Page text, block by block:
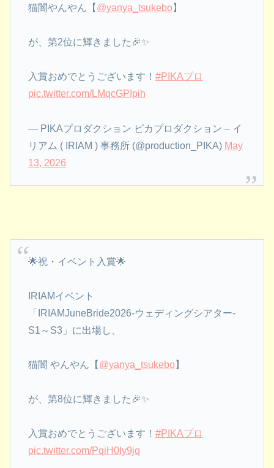
猫闇やんやん【 @yanya_tsukebo】
が、第2位に輝きました🎉✨
入賞おめでとうございます！ #PIKAプロ
pic.twitter.com/LMqcGPIpih
— PIKAプロダクション ピカプロダクション – イ
リアム ( IRIAM ) 事務所 (@production_PIKA) May
13, 2026
🌟祝・イベント入賞🌟
IRIAMイベント
「IRIAMJuneBride2026-ウェディングシアター-
S1～S3」に出場し、
猫闇 やんやん【 @yanya_tsukebo】
が、第8位に輝きました🎉✨
入賞おめでとうございます！ #PIKAプロ
pic.twitter.com/PqiH0Iy9jq